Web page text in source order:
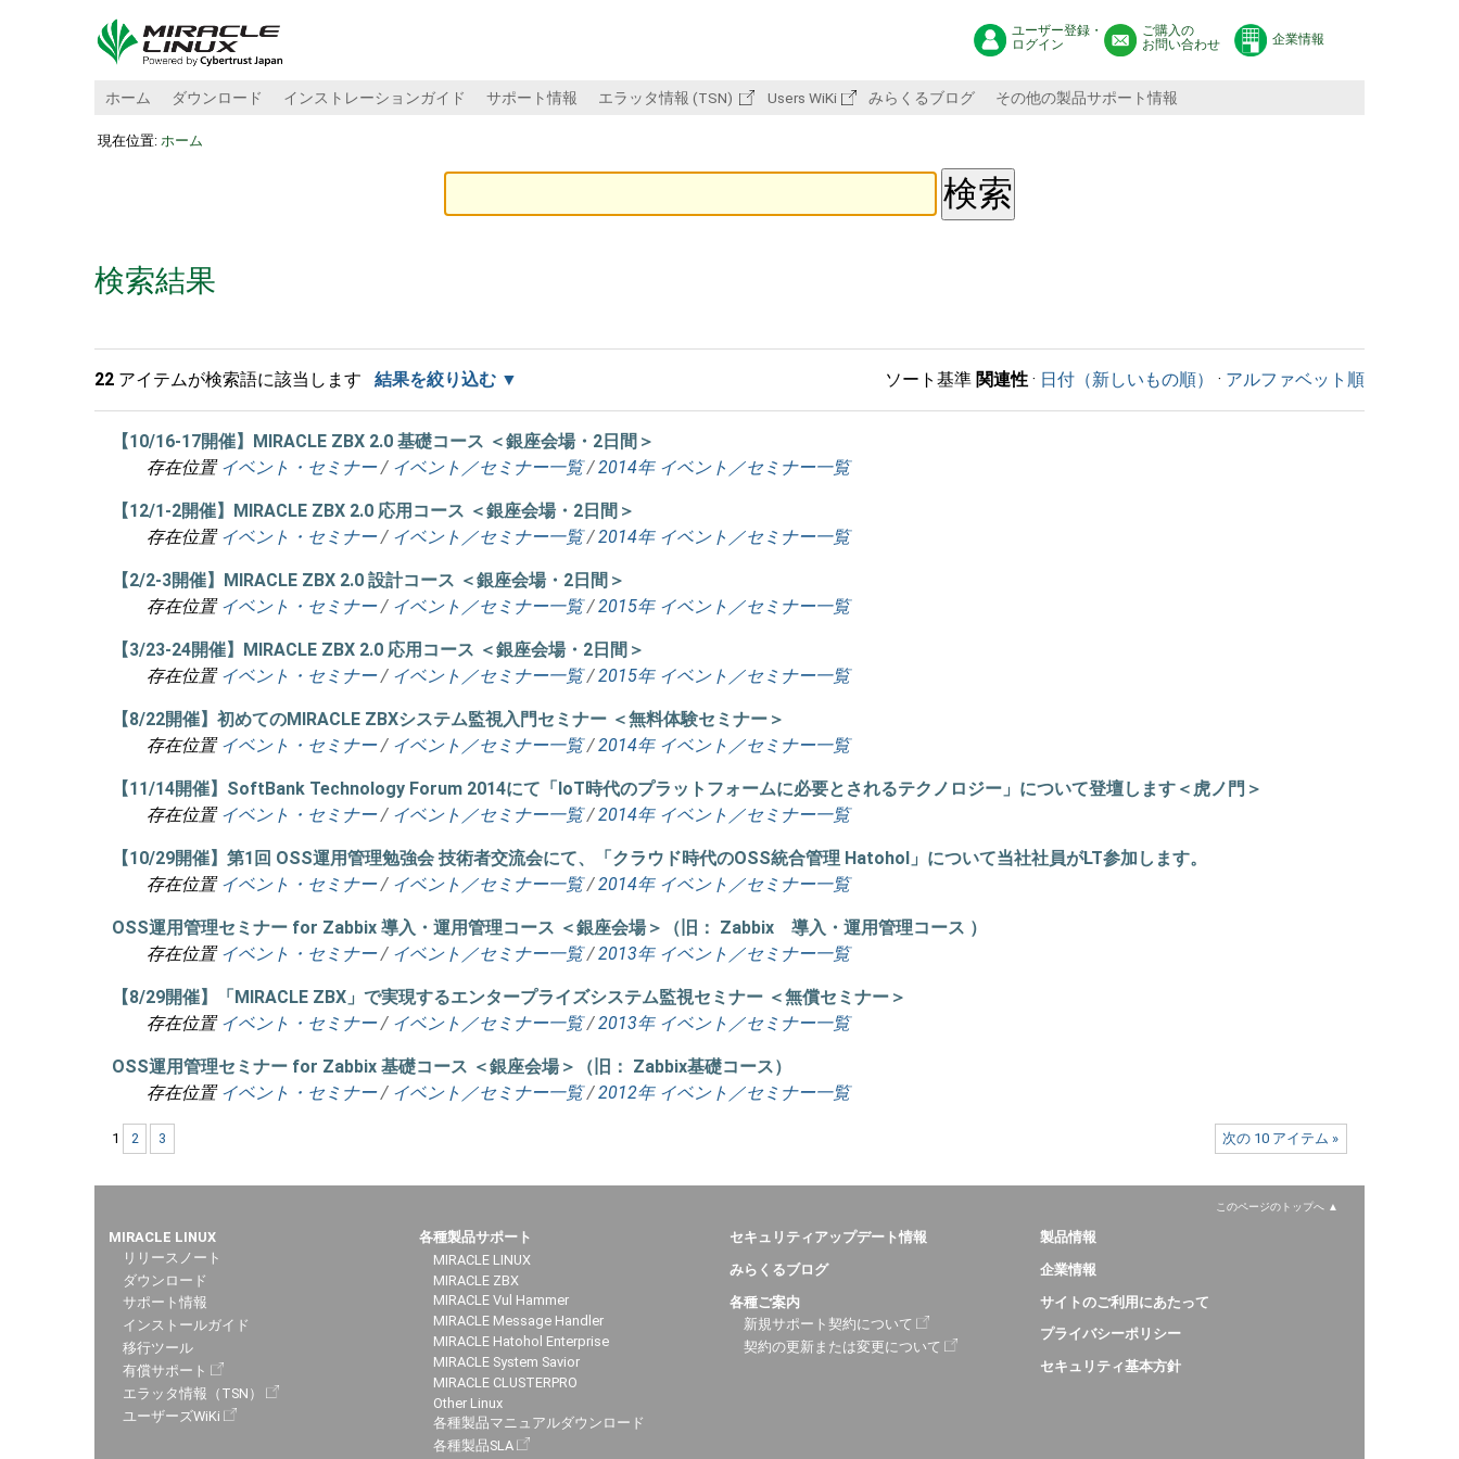
ユーザー登録・
ログイン
ご購入の
お問い合わせ
企業情報
ホーム ダウンロード インストレーションガイド サポート情報 エラッタ情報 (TSN) Users WiKi みらくるブログ その他の製品サポート情報
現在位置: ホーム
検索結果
22 アイテムが検索語に該当します 結果を絞り込む ソート基準 関連性 · 日付（新しいもの順） · アルファベット順
【10/16-17開催】MIRACLE ZBX 2.0 基礎コース ＜銀座会場・2日間＞
存在位置 イベント・セミナー / イベント／セミナー一覧 /2014年 イベント／セミナー一覧
【12/1-2開催】MIRACLE ZBX 2.0 応用コース ＜銀座会場・2日間＞
存在位置 イベント・セミナー / イベント／セミナー一覧 /2014年 イベント／セミナー一覧
【2/2-3開催】MIRACLE ZBX 2.0 設計コース ＜銀座会場・2日間＞
存在位置 イベント・セミナー / イベント／セミナー一覧 /2015年 イベント／セミナー一覧
【3/23-24開催】MIRACLE ZBX 2.0 応用コース ＜銀座会場・2日間＞
存在位置 イベント・セミナー / イベント／セミナー一覧 /2015年 イベント／セミナー一覧
【8/22開催】初めてのMIRACLE ZBXシステム監視入門セミナー ＜無料体験セミナー＞
存在位置 イベント・セミナー / イベント／セミナー一覧 /2014年 イベント／セミナー一覧
【11/14開催】SoftBank Technology Forum 2014にて「IoT時代のプラットフォームに必要とされるテクノロジー」について登壇します＜虎ノ門＞
存在位置 イベント・セミナー / イベント／セミナー一覧 /2014年 イベント／セミナー一覧
【10/29開催】第1回 OSS運用管理勉強会 技術者交流会にて、「クラウド時代のOSS統合管理 Hatohol」について当社社員がLT参加します。
存在位置 イベント・セミナー / イベント／セミナー一覧 /2014年 イベント／セミナー一覧
OSS運用管理セミナー for Zabbix 導入・運用管理コース ＜銀座会場＞（旧： Zabbix 導入・運用管理コース ）
存在位置 イベント・セミナー / イベント／セミナー一覧 /2013年 イベント／セミナー一覧
【8/29開催】「MIRACLE ZBX」で実現するエンタープライズシステム監視セミナー ＜無償セミナー＞
存在位置 イベント・セミナー / イベント／セミナー一覧 /2013年 イベント／セミナー一覧
OSS運用管理セミナー for Zabbix 基礎コース ＜銀座会場＞（旧： Zabbix基礎コース）
存在位置 イベント・セミナー / イベント／セミナー一覧 /2012年 イベント／セミナー一覧
次の 10 アイテム »
1 2 3
このページのトップへ
MIRACLE LINUX
リリースノート
ダウンロード
サポート情報
インストールガイド
移行ツール
有償サポート
エラッタ情報（TSN）
ユーザーズWiKi
各種製品サポート
MIRACLE LINUX
MIRACLE ZBX
MIRACLE Vul Hammer
MIRACLE Message Handler
MIRACLE Hatohol Enterprise
MIRACLE System Savior
MIRACLE CLUSTERPRO
Other Linux
各種製品マニュアルダウンロード
各種製品SLA
セキュリティアップデート情報
みらくるブログ
各種ご案内
新規サポート契約について
契約の更新または変更について
製品情報
企業情報
サイトのご利用にあたって
プライバシーポリシー
セキュリティ基本方針